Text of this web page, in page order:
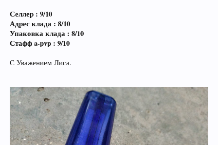
Селлер : 9/10
Адрес клада : 8/10
Упаковка клада : 8/10
Стафф a-pvp : 9/10
С Уважением Лиса.